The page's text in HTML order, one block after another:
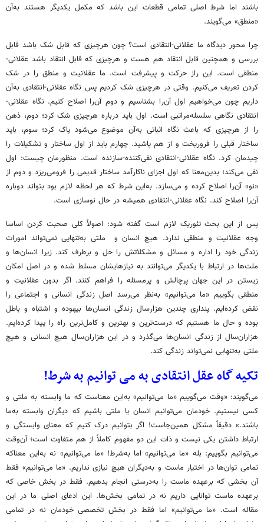
باشند اما شرط اصلی تمامی قطعات این باشد که مکمل یکدیگر هستند به‌آن
«منطق» می‌گویند.
چرا محور دیدگاه ما عقلانی-انتقادی است؟ چون هرچیزی که قابل شک باشد قابل
بررسی و همچنین قابل انتقاد هم هست و هرچیزی که قابل انتقاد باشد عقلانی-
منطقی است. این راز حرکت و پیشرفت است. ما عقلانیت و منطق را در شک
کردن تعریف می‌کنیم. وقتی در هرچیزی شک کردیم پس نگاه عقلانی-انتقادی به‌آن
داریم چون می‌خواهیم اول آن‌را بشناسیم و دوم آن‌را اصلاح کنیم. نگاه عقلانی-
انتقادی نگاهی سلسله‌مراتبی است. اول باید درباره هرچیزی شک کرد؛ دوم، ذهن
را از هرچیزی که باعث نگاه اثباتی به‌آن موضوع می‌شود پاک کرد؛ سوم، باید
ساختار قبلی را فروریخت و از هم پاشید. چهارم باید از اول ساختار و تشکیلات را
چیدمان کرد. نگاه عقلانی-انتقادی نفی‌کننده-سازنده است. منظورمان چیست: اول
نفی می‌کند؛ بدین‌معنا که اول اجزای ناکارآمد ساختار قدیمی را فرومی‌ریزد و دوم از
«نو» آن‌را اصلاح کرده و می‌سازد. به‌این شرط که هر لحظه لازم بود بتواند دوباره
آن‌را اصلاح کند. نگاه عقلانی-انتقادی همیشه در حال نوسازی است.
پس از این بحث تئوریک لازم است گفته شود: اصولاً کلی صحبت کردن اساسا
وجه عقلانیت و منطقی ندارد. هیچ انسان و ملتی به‌تنهایی نمی‌تواند امورات
زندگی خود را اداره و مسائل و مشکلاتش را حل و برطرف کند. زیرا انسان‌ها و
ملت‌ها در ارتباط با یکدیگر می‌توانند به نیازهایشان مسلط شده و در اصل امکان
زیستن در این جهان پرچالش و پرمسئله را فراهم کنند. اگر بدون عقلانیت و
منطقی بگوییم «ما می‌توانیم» به‌نظر می‌رسد اصل زندگی انسانی و اجتماعی را
نقض کرده‌ایم. پنداری چندین هزارسال زندگی انسان‌ها بیهوده و اشتباه و باطل
بوده و حال ما هستیم که درست‌ترین و بهترین و کامل‌ترین راه را پیدا کرده‌ایم.
هزاران‌سال از زندگی انسان‌ها می‌گذرد و در این هزاران‌سال هیچ انسانی و هیچ
ملتی به‌تنهایی نمی‌تواند زندگی کند.
تکیه گاه عقل انتقادی به می توانیم به شرط!
می‌گویند: «وقت می‌گوییم «ما می‌توانیم» به‌این معناست که ما وابسته به ملتی و
کسی نیستیم. خودمان می‌توانیم انسان یا ملتی باشیم که دیگران وابسته به‌ما
باشند.» دقیقاً مشکل همین‌جاست! اگر بتوانیم درک کنیم که معنای وابستگی و
ارتباط داشتن یکی نیست و ذات این دو مفهوم کاملاً از هم متفاوت است؛ آن‌وقت
می‌توانیم بگوییم: بله «ما می‌توانیم» اما به‌‎شرط! «ما می‌توانیم» نه به‌این معناکه
تمامی توان‌ها در اختیار ماست و به‌دیگران هیچ نیازی نداریم. «ما می‌توانیم» فقط
آن بخشی که برعهده ماست را به‌درستی انجام بدهیم. فقط در بخش خاصی که
برعهده ماست توانایی داریم نه در تمامی بخش‌ها. این ادعای اصلی ما در این
مقاله است. «ما می‌توانیم» اما فقط در بخش تخصصی خودمان نه در تمامی